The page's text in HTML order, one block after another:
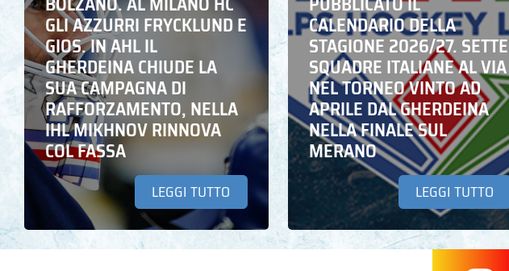
GLI AZZURRI FRYCKLUND E
GIOS. IN AHL IL
GHERDEINA CHIUDE LA
SUA CAMPAGNA DI
RAFFORZAMENTO, NELLA
IHL MIKHNOV RINNOVA
COL FASSA
LEGGI TUTTO
CALENDARIO DELLA
STAGIONE 2026/27. SETTE
SQUADRE ITALIANE AL VIA
NEL TORNEO VINTO AD
APRILE DAL GHERDEINA
NELLA FINALE SUL
MERANO
LEGGI TUTTO